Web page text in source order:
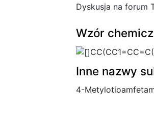
Dyskusja na forum
Wzór
Inne nazwy
4-